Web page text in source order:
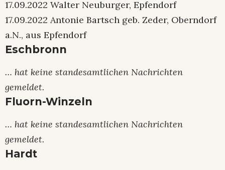
17.09.2022 Walter Neuburger, Epfendorf
17.09.2022 Antonie Bartsch geb. Zeder, Oberndorf
a.N., aus Epfendorf
Eschbronn
… hat keine standesamtlichen Nachrichten
gemeldet.
Fluorn-Winzeln
… hat keine standesamtlichen Nachrichten
gemeldet.
Hardt